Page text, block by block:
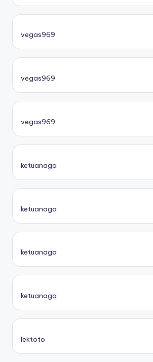
vegas969
vegas969
vegas969
ketuanaga
ketuanaga
ketuanaga
ketuanaga
lektoto